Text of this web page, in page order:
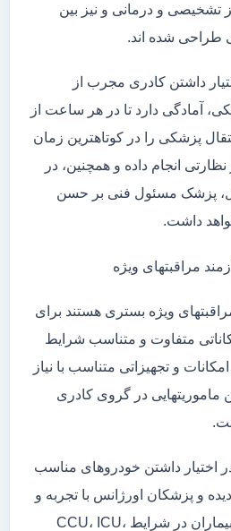
تشخیصی و درمانی و نیز بین
طراحی شده اند.
داشتن کادری مجرب از
آمادگی دارد تا در هر ساعت از
پزشکی را در کوتاهترین زمان
انجام داده و همچنین، در
پزشک مسئول فنی بر حسن
داشت.
مراقبتهای ویژه
ویژه بستری هستند برای
متفاوت و متناسب شرایط
و تجهیزاتی متناسب با نیاز
ماموریتهایی در گروی کادری
اختیار داشتن خودروهای مناسب
و پزشکان اورژانس با تجربه و
دانش روز، امکان انتقال بیماران در شرایط CCU، ICU،